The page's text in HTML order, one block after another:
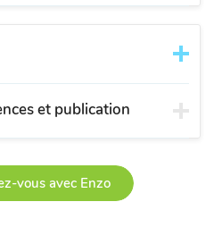
et publication
vous avec Enzo